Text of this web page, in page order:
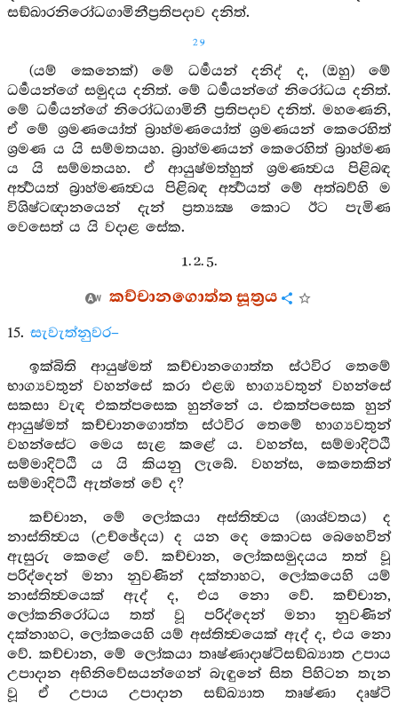
සඞ්ඛාරනිරෝධගාමිනීප්‍රතිපදාව දනිත්.
29
(යම් කෙනෙක්) මේ ධර්‍මයන් දනිද් ද, (ඔහු) මේ
ධර්‍මයන්ගේ සමුදය දනිත්. මේ ධර්‍මයන්ගේ නිරෝධය දනිත්.
මේ ධර්‍මයන්ගේ නිරෝධගාමිනී ප්‍රතිපදාව දනිත්. මහණෙනි,
ඒ මේ ශ්‍රමණයෝත් බ්‍රාහ්මණයෝත් ශ්‍රමණයන් කෙරෙහිත්
ශ්‍රමණ ය යි සම්මතයහ. බ්‍රාහ්මණයන් කෙරෙහිත් බ්‍රාහ්මණ
ය යි සම්මතයහ. ඒ ආයුෂ්මත්හුත් ශ්‍රමණත්‍වය පිළිබඳ
අර්‍ත්‍ථයත් බ්‍රාහ්මණත්‍වය පිළිබඳ අර්‍ත්‍ථයත් මේ අත්බව්හි ම
විශිෂ්ටඥානයෙන් දැන් ප්‍රත්‍යක්‍ෂ කොට ඊට පැමිණ
වෙසෙත් ය යි වදාළ සේක.
1. 2. 5.
කච්චානගොත්ත සූත්‍රය
15. සැවැත්නුවර–
ඉක්බිති ආයුෂ්මත් කච්චානගොත්ත ස්ථවිර තෙමේ
භාග්‍යවතුන් වහන්සේ කරා එළඹ භාග්‍යවතුන් වහන්සේ
සකසා වැඳ එකත්පසෙක හුන්නේ ය. එකත්පසෙක හුන්
ආයුෂ්මත් කච්චානගොත්ත ස්ථවිර තෙමේ භාග්‍යවතුන්
වහන්සේට මෙය සැළ කළේ ය. වහන්ස, සම්මාදිට්ඨි
සම්මාදිට්ඨි ය යි කියනු ලැබේ. වහන්ස, කෙතෙකින්
සම්මාදිට්ඨි ඇත්තේ වේ ද?
කච්චාන, මේ ලෝකයා අස්තිත්‍වය (ශාශ්වතය) ද
නාස්තිත්‍වය (උච්ඡේදය) ද යන දෙ කොටස බෙහෙවින්
ඇසුරු කෙළේ වේ. කච්චාන, ලෝකසමුදයය තත් වූ
පරිද්දෙන් මනා නුවණින් දක්නාහට, ලෝකයෙහි යම්
නාස්තිත්‍වයෙක් ඇද් ද, එය නො වේ. කච්චාන,
ලෝකනිරෝධය තත් වූ පරිද්දෙන් මනා නුවණින්
දක්නාහට, ලෝකයෙහි යම් අස්තිත්‍වයෙක් ඇද් ද, එය නො
වේ. කච්චාන, මේ ලෝකයා තෘෂ්ණාදාෂ්ටිසඞ්ඛ්‍යාත උපාය
උපාදාන අභිනිවේසයන්ගෙන් බැඳුනේ සිත පිහිටන තැන
වූ ඒ උපාය උපාදාන සඞ්ඛ්‍යාත තෘෂ්ණා දෘෂ්ටි